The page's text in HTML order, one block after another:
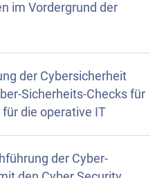
im Vordergrund der
der Cybersicherheit
Sicherheits-Checks für
die operative IT
der Cyber-